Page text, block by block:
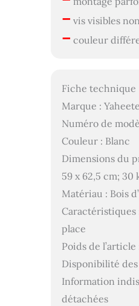
– vis visibles
– couleur
Fiche technique
Marque :
Numéro de
Couleur : Blanc
Dimensions du
59 x 62,5 cm; 30
Matériau : Bois
Caractéristiques
place
Poids de
Disponibilité
Information
détachées